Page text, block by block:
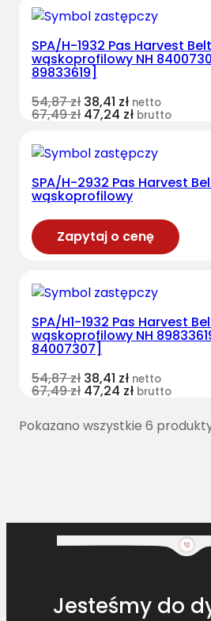
SPA/H-1932 Pas Harvest
wąskoprofilowy NH
89833619]
54,87zł 38,41 zł netto
67,49zł 47,24 zł brutto
SPA/H-2932 Pas Harvest
wąskoprofilowy
Zapytaj o cenę
SPA/H1-1932 Pas Harvest
wąskoprofilowy NH
84007307]
54,87zł 38,41 zł netto
67,49zł 47,24 zł brutto
Pokazano wszystkie 6
Jesteśmy do